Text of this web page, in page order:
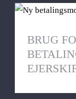
BRUG
BRUG